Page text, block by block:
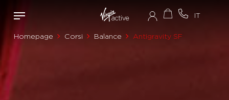
Homepage Corsi Balance Antigravity SF